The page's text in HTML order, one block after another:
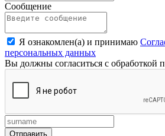
Сообщение
Я ознакомлен(а) и принимаю
персональных данных
Вы должны согласиться с обработкой